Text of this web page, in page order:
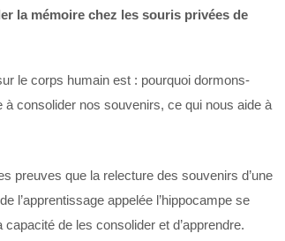
la mémoire chez les souris privées de
le corps humain est : pourquoi dormons-
consolider nos souvenirs, ce qui nous aide à
preuves que la relecture des souvenirs d’une
l’apprentissage appelée l’hippocampe se
de les consolider et d’apprendre.